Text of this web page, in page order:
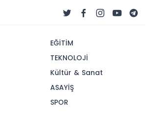
EĞİTİM
TEKNOLOJİ
Kültür & Sanat
ASAYİŞ
SPOR